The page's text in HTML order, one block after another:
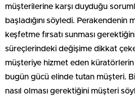
müşterilerine karşı duyduğu
başladığını söyledi. Perakendenin
keşfetme fırsatı sunması
süreçlerindeki değişime dikkat
müşteriye hizmet eden
bugün gücü elinde tutan müşteri.
nasıl olması gerektiğini müşteri